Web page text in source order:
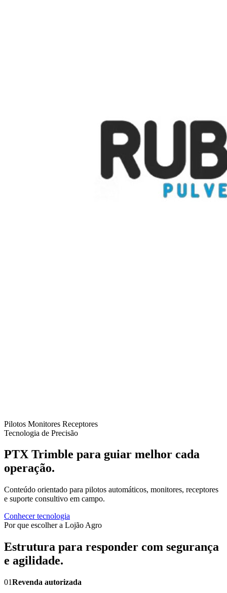
Pilotos Monitores Receptores
Tecnologia de Precisão
PTX Trimble para guiar melhor cada
operação.
Conteúdo orientado para pilotos automáticos, monitores, receptores
e suporte consultivo em campo.
Conhecer tecnologia
Por que escolher a Lojão Agro
Estrutura para responder com segurança
e agilidade.
01Revenda autorizada